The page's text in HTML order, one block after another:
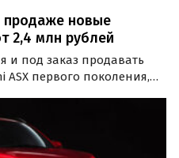
продаже новые
2,4 млн рублей
и под заказ продавать
первого поколения,